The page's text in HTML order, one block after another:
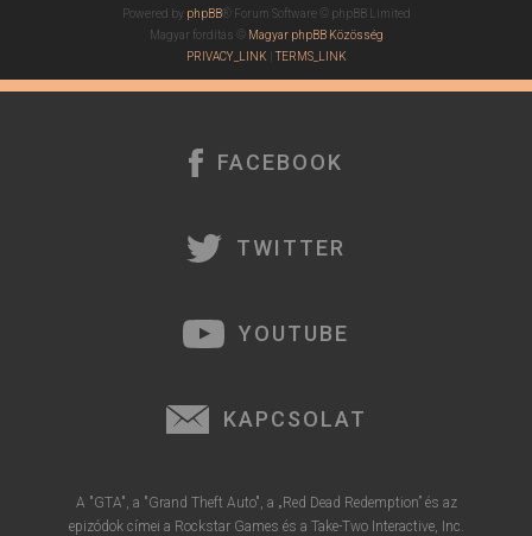
Powered by phpBB® Forum Software © phpBB Limited
Magyar fordítás © Magyar phpBB Közösség
PRIVACY_LINK |TERMS_LINK
FACEBOOK
TWITTER
YOUTUBE
KAPCSOLAT
A "GTA", a "Grand Theft Auto", a „Red Dead Redemption” és az
epizódok címei a Rockstar Games és a Take-Two Interactive, Inc.